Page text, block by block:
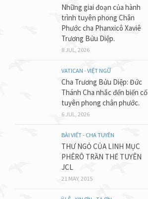
Những giai đoạn của hành
trình tuyên phong Chân
Phước cha Phanxicô Xaviê
Trương Bửu Diệp.
8 JUL, 2026
VATICAN - VIỆT NGỮ
Cha Trương Bửu Diệp: Đức
Thánh Cha nhắc đến biến cố
tuyên phong chân phước.
6 JUL, 2026
BÀI VIẾT - CHA TUYÊN
THƯ NGỎ CỦA LINH MỤC
PHÊRÔ TRẦN THẾ TUYÊN
JCL
21 MAY, 2015